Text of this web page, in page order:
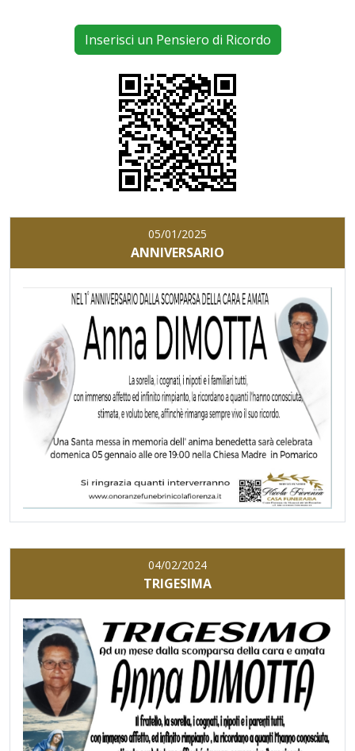
Inserisci un Pensiero di Ricordo
05/01/2025
ANNIVERSARIO
04/02/2024
TRIGESIMA